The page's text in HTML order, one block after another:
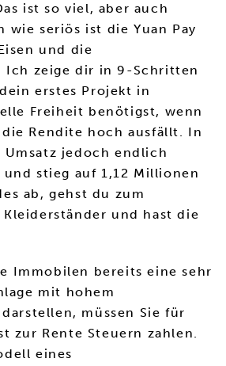
ist so viel, aber auch
wie seriös ist die Yuan Pay
und die
Ich zeige dir in 9-Schritten
erstes Projekt in
Freiheit benötigst, wenn
Rendite hoch ausfällt. In
jedoch endlich
stieg auf 1,12 Millionen
ab, gehst du zum
und hast die
Immobilen bereits eine sehr
mit hohem
müssen Sie für
zur Rente Steuern zahlen.
eines